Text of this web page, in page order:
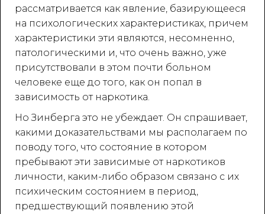
рассматривается как явление, базирующееся
на психологических характеристиках, причем
характеристики эти являются, несомненно,
патологическими и, что очень важно, уже
присутствовали в этом почти больном
человеке еще до того, как он попал в
зависимость от наркотика.
Но Зинберга это не убеждает. Он спрашивает,
какими доказательствами мы располагаем по
поводу того, что состояние в котором
пребывают эти зависимые от наркотиков
личности, каким-либо образом связано с их
психическим состоянием в период,
предшествующий появлению этой